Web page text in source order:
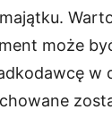
może
w